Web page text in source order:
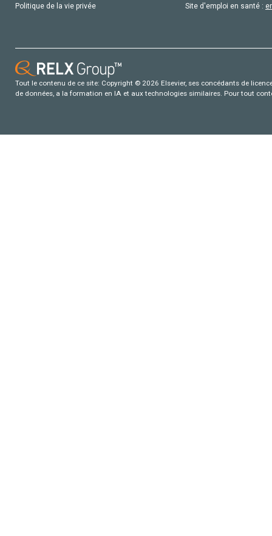
Politique de la vie privée
Site d'emploi en santé :
Tout le contenu de ce site: Copyright © 2026 Elsevier, ses concédants de
de données, a la formation en IA et aux technologies similaires. Pour tout